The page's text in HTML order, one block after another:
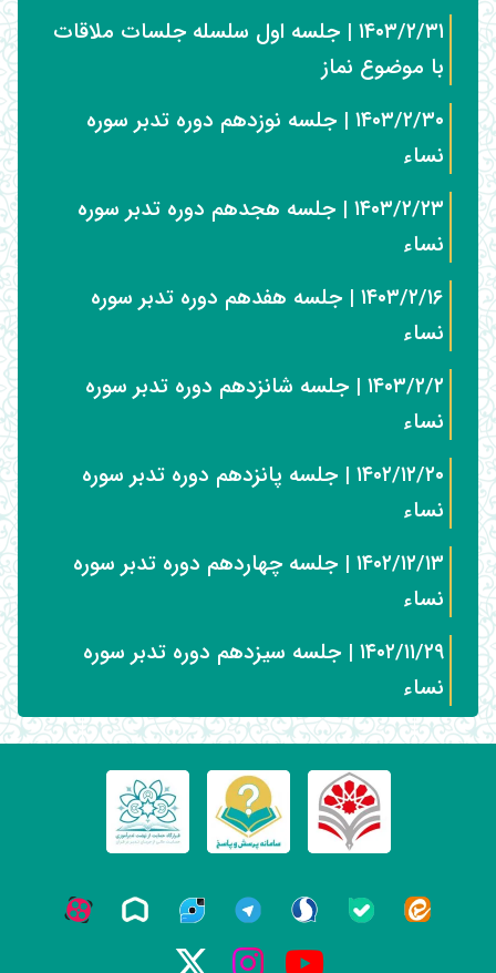
۱۴۰۳/۲/۳۱ | جلسه اول سلسله جلسات ملاقات
با موضوع نماز
۱۴۰۳/۲/۳۰ | جلسه نوزدهم دوره تدبر سوره
نساء
۱۴۰۳/۲/۲۳ | جلسه هجدهم دوره تدبر سوره
نساء
۱۴۰۳/۲/۱۶ | جلسه هفدهم دوره تدبر سوره
نساء
۱۴۰۳/۲/۲ | جلسه شانزدهم دوره تدبر سوره
نساء
۱۴۰۲/۱۲/۲۰ | جلسه پانزدهم دوره تدبر سوره
نساء
۱۴۰۲/۱۲/۱۳ | جلسه چهاردهم دوره تدبر سوره
نساء
۱۴۰۲/۱۱/۲۹ | جلسه سیزدهم دوره تدبر سوره
نساء